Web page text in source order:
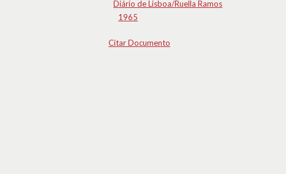
Diário de Lisboa/Ruella Ramos
1965
Citar Documento